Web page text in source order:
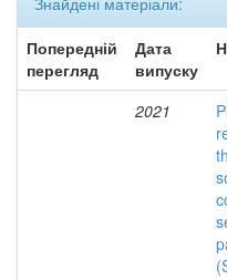
Попередній
перегляд
Дата
випуску
2021